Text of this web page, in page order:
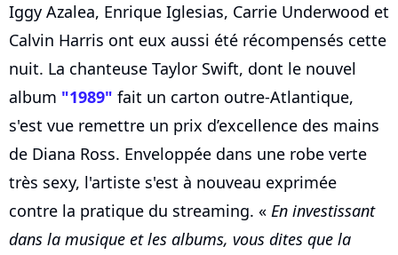
Iggy Azalea, Enrique Iglesias, Carrie Underwood et
Calvin Harris ont eux aussi été récompensés cette
nuit. La chanteuse Taylor Swift, dont le nouvel
album "1989" fait un carton outre-Atlantique,
s'est vue remettre un prix d’excellence des mains
de Diana Ross. Enveloppée dans une robe verte
très sexy, l'artiste s'est à nouveau exprimée
contre la pratique du streaming. « En investissant
dans la musique et les albums, vous dites que la